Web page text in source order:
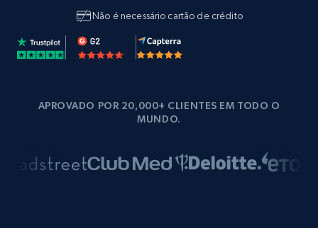
Não é necessário cartão de crédito
APROVADO POR 20,000+ CLIENTES EM TODO O
MUNDO.